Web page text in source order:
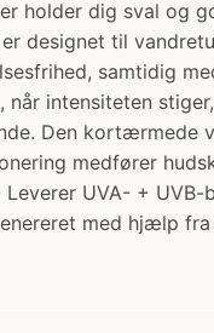
holder dig sval
designet til
samtidig
intensiteten
Den kortærmede
medfører
UVA- + UVB-
med hjælp fra